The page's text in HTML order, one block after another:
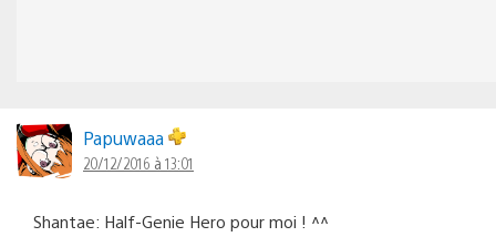
Papuwaaa
20/12/2016 à 13:01
Shantae: Half-Genie Hero pour moi ! ^^